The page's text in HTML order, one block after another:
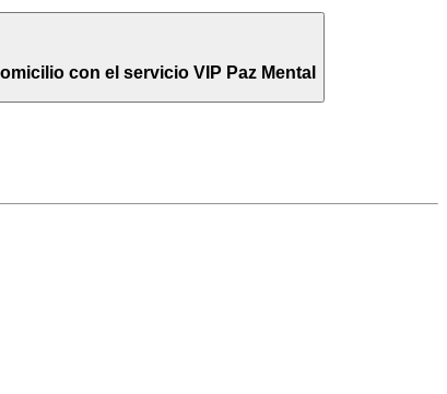
con el servicio VIP Paz Mental